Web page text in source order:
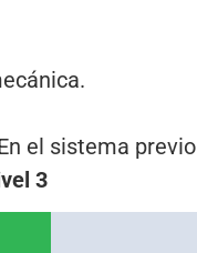
el sistema
3